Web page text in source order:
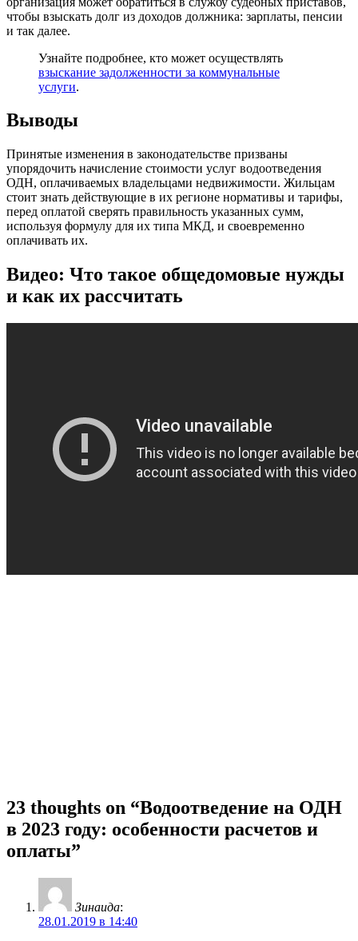
чтобы взыскать долг из доходов должника: зарплаты, пенсии
и так далее.
Узнайте подробнее, кто может осуществлять
взыскание задолженности за коммунальные
услуги.
Выводы
Принятые изменения в законодательстве призваны
упорядочить начисление стоимости услуг водоотведения
ОДН, оплачиваемых владельцами недвижимости. Жильцам
стоит знать действующие в их регионе нормативы и тарифы,
перед оплатой сверять правильность указанных сумм,
используя формулу для их типа МКД, и своевременно
оплачивать их.
Видео: Что такое общедомовые нужды
и как их рассчитать
23 thoughts on “Водоотведение на ОДН
в 2023 году: особенности расчетов и
оплаты”
Зинаида:
28.01.2019 в 14:40